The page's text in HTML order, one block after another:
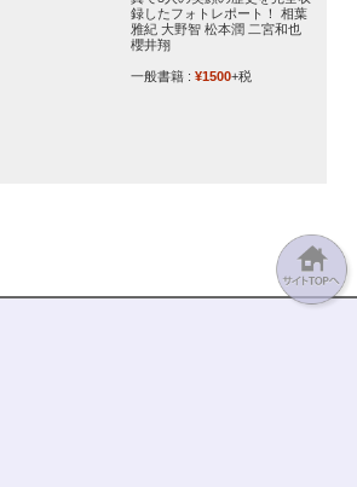
録したフォトレポート！ 相葉
雅紀 大野智 松本潤 二宮和也
櫻井翔
一般書籍 : ¥1500+税